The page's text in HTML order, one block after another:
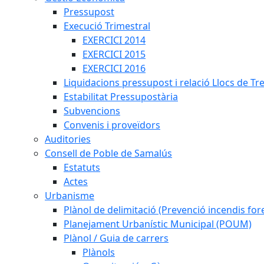
Pressupost
Execució Trimestral
EXERCICI 2014
EXERCICI 2015
EXERCICI 2016
Liquidacions pressupost i relació Llocs de
Estabilitat Pressupostària
Subvencions
Convenis i proveïdors
Auditories
Consell de Poble de Samalús
Estatuts
Actes
Urbanisme
Plànol de delimitació (Prevenció incendis
Planejament Urbanístic Municipal (POUM)
Plànol / Guia de carrers
Plànols